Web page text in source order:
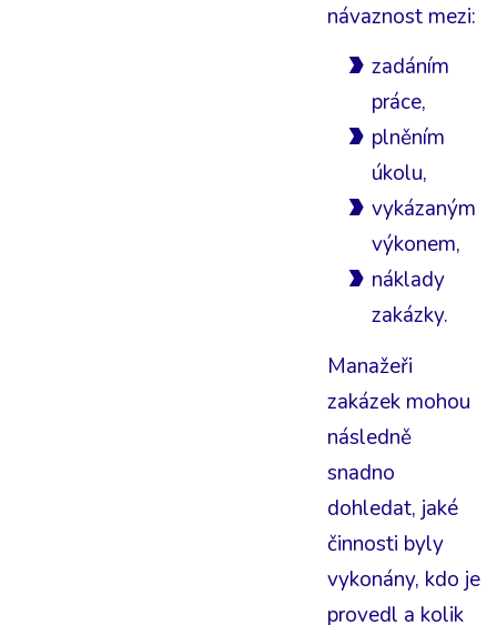
návaznost mezi:
zadáním
práce,
plněním
úkolu,
vykázaným
výkonem,
náklady
zakázky.
Manažeři
zakázek mohou
následně
snadno
dohledat, jaké
činnosti byly
vykonány, kdo je
provedl a kolik